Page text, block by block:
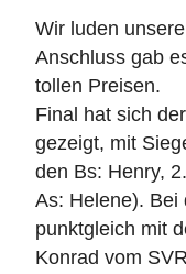
Wir luden
Anschluss gab
tollen Preisen.
Final hat sich
gezeigt, mit
den Bs: Henry,
As: Helene). Bei
punktgleich mit
Konrad vom